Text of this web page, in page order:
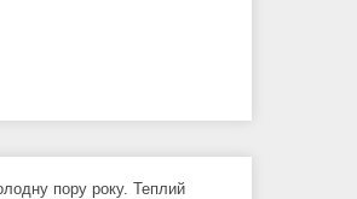
пору року. Теплий